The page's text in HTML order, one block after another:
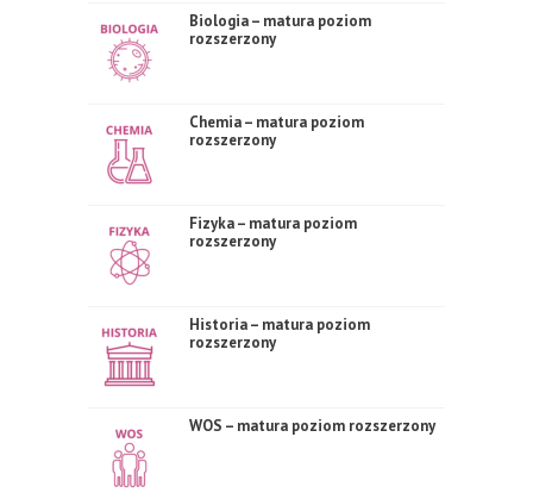
Biologia – matura poziom
rozszerzony
Chemia – matura poziom
rozszerzony
Fizyka – matura poziom
rozszerzony
Historia – matura poziom
rozszerzony
WOS – matura poziom rozszerzony